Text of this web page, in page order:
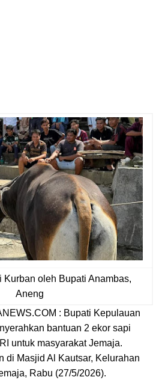
Kurban oleh Bupati Anambas,
Aneng
: Bupati Kepulauan
bantuan 2 ekor sapi
untuk masyarakat Jemaja.
di Masjid Al Kautsar, Kelurahan
Rabu (27/5/2026).